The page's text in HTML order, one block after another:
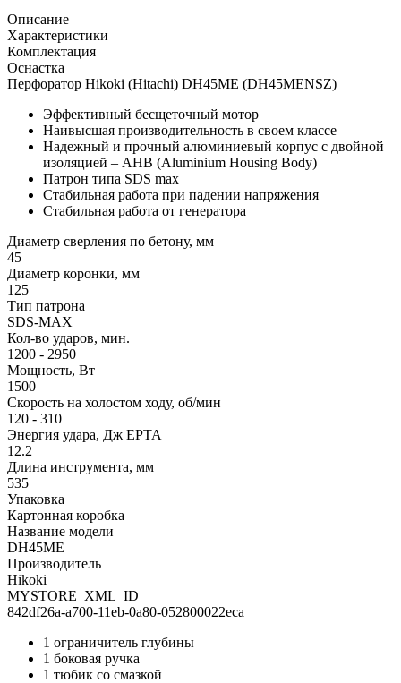
Описание
Характеристики
Комплектация
Оснастка
Перфоратор Hikoki (Hitachi) DH45ME (DH45MENSZ)
Эффективный бесщеточный мотор
Наивысшая производительность в своем классе
Надежный и прочный алюминиевый корпус с двойной
изоляцией – AHB (Aluminium Housing Body)
Патрон типа SDS max
Стабильная работа при падении напряжения
Стабильная работа от генератора
Диаметр сверления по бетону, мм
45
Диаметр коронки, мм
125
Тип патрона
SDS-MAX
Кол-во ударов, мин.
1200 - 2950
Мощность, Вт
1500
Скорость на холостом ходу, об/мин
120 - 310
Энергия удара, Дж EPTA
12.2
Длина инструмента, мм
535
Упаковка
Картонная коробка
Название модели
DH45ME
Производитель
Hikoki
MYSTORE_XML_ID
842df26a-a700-11eb-0a80-052800022eca
1 ограничитель глубины
1 боковая ручка
1 тюбик со смазкой